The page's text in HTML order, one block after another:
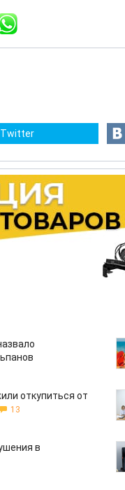
Twitter
откупиться от
13
в